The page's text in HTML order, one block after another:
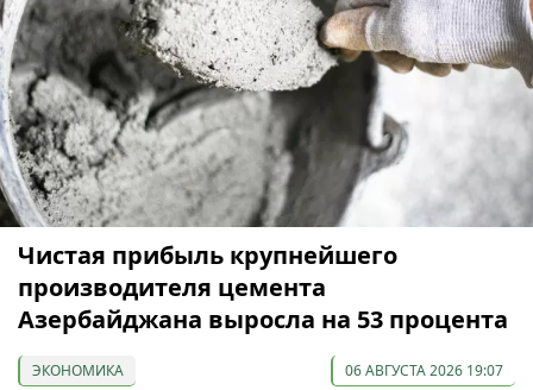
Чистая прибыль крупнейшего
производителя цемента
Азербайджана выросла на 53 процента
ЭКОНОМИКА 06 АВГУСТА 2026 19:07